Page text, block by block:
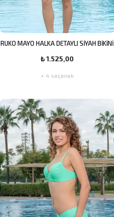
RUKO MAYO HALKA DETAYLI SİYAH BİKİNİ
₺ 1.525,00
+ 4 seçenek